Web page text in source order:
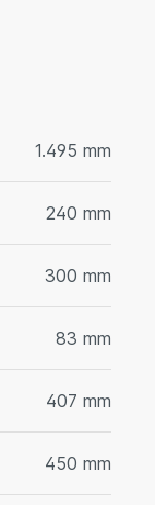
1.495 mm
240 mm
300 mm
83 mm
407 mm
450 mm